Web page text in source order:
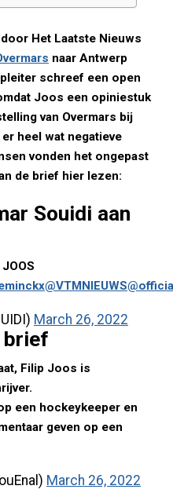
Het Laatste Nieuws
naar Antwerp
schreef een open
Joos een opiniestuk
van Overmars bij
heel wat negatieve
vonden het ongepast
de brief hier lezen:
Souidi aan
@VTMNIEUWS
March 26, 2022
brief
Filip Joos is
een hockeykeeper en
geven op een
March 26, 2022